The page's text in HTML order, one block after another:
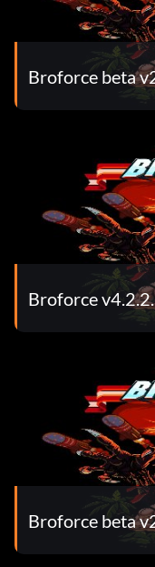
Broforce beta
Broforce
Broforce beta